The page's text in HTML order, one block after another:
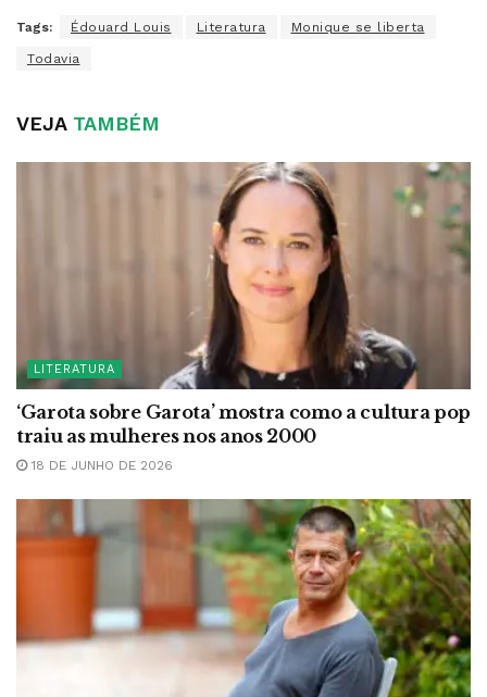
Tags: Édouard Louis Literatura Monique se liberta
Todavia
VEJATAMBÉM
LITERATURA
‘Garota sobre Garota’ mostra como a cultura pop
traiu as mulheres nos anos 2000
18 DE JUNHO DE 2026